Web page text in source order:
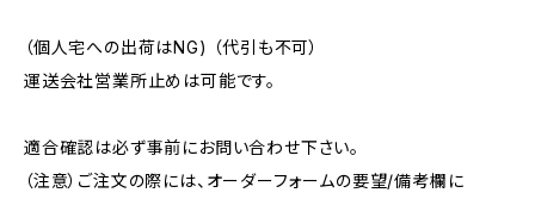
（個人宅への出荷はNG) （代引も不可）
運送会社営業所止めは可能です。
適合確認は必ず事前にお問い合わせ下さい。
（注意）ご注文の際には、オーダーフォームの要望/備考欄に